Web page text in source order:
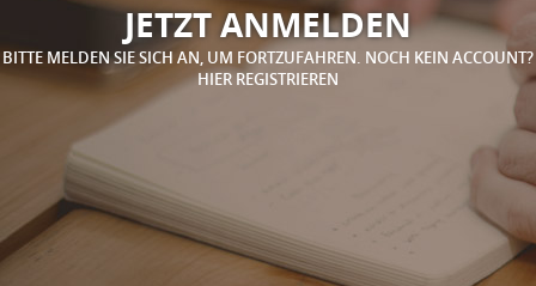
JETZT ANMELDEN
BITTE MELDEN SIE SICH AN, UM FORTZUFAHREN. NOCH KEIN ACCOUNT?
HIER REGISTRIEREN